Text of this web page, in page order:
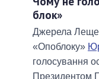
блок»
Джерела
«Опоблоку»
голосування
Президентом